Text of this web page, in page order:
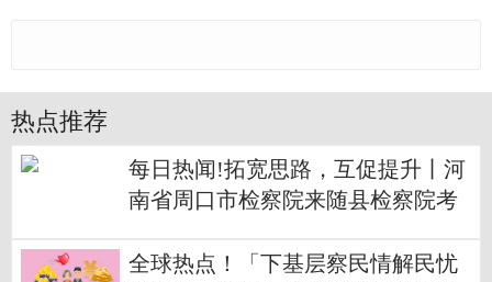
热点推荐
每日热闻!拓宽思路，互促提升丨河
南省周口市检察院来随县检察院考
全球热点！「下基层察民情解民忧